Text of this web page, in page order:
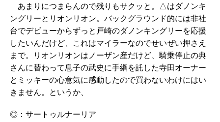
あまりにつまらんので残りもサクッと。△はダノンキ
ングリーとリオンリオン。バックグラウンド的には非社
台でデビューからずっと戸崎のダノンキングリーを応援
したいんだけど、これはマイラーなのでせいぜい押さえ
まで。リオンリオンはノーザン産だけど、騎乗停止の典
さんに替わって息子の武史に手綱を託した寺田オーナー
とミッキーの心意気に感動したので買わないわけにはい
きません。というか、
◎：サートゥルナーリア